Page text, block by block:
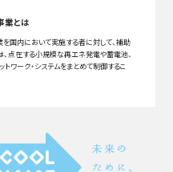
業とは
国内において実施する者に対して、補助
、点在する小規模な再エネ発電や蓄電池、
ワーク・システムをまとめて制御するこ